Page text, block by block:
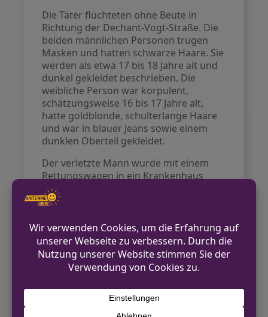
Die Täter flüchteten ohne Beute in
Richtung der Dechant-Vogt-Straße. Die
beiden männlichen Personen trugen
Masken und hatten schwarze Haare. Sie
werden als etwa 17 bis 18 Jahre alt und
dunkel gekleidet beschrieben. Die
weibliche Person war korpulent,
schätzungsweise 16 bis 17 Jahre alt,
hatte goldblonde, schulterlange Haare
und war in blauer Jeans sowie einem
dunklen Oberteil gekleidet.
Der verletzte Mann wurde mit einem
Rettungswagen in ein Krankenhaus
gebracht. Zeugen, die die Situation
beobachtet hatten, informierten die
Ermittlungen zu dem schweren Raub
wurden von der Kriminalpolizei
aufgenommen. Eine direkt eingeleitete
Fahndung nach den Tätern blieb ohne